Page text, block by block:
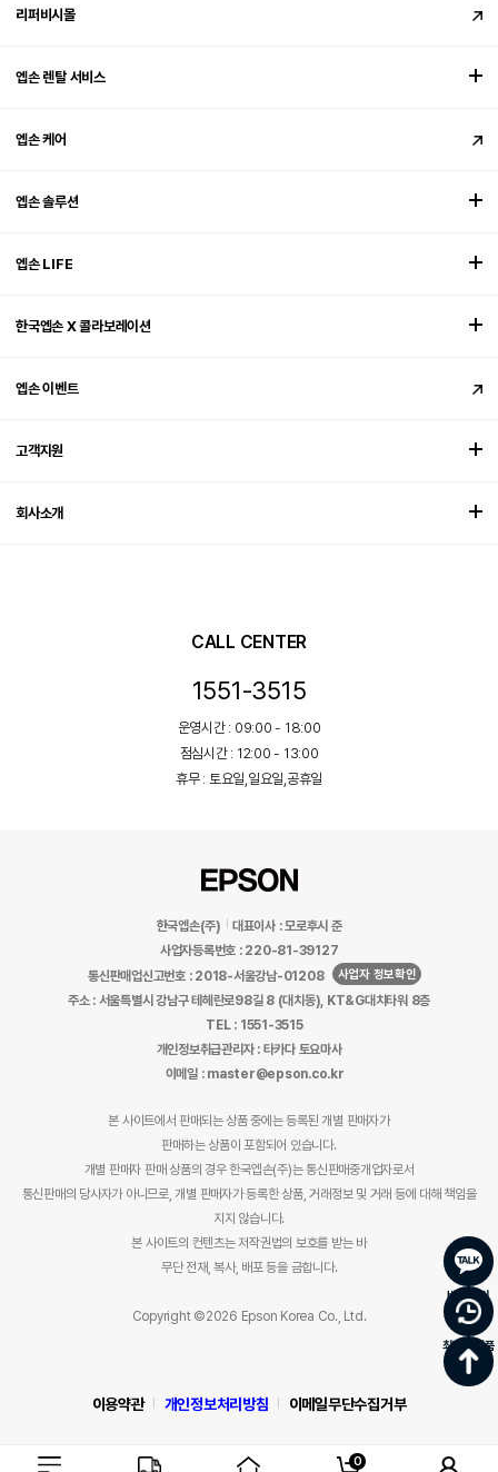
0
리퍼비시몰
엡손 렌탈 서비스
엡손 케어
엡손 솔루션
엡손 LIFE
한국엡손 X 콜라보레이션
엡손 이벤트
고객지원
회사소개
CALL CENTER
1551-3515
운영시간 : 09:00 - 18:00
점심시간 : 12:00 - 13:00
휴무 : 토요일,일요일,공휴일
한국엡손(주)
대표이사 : 모로후시 준
사업자등록번호 : 220-81-39127
통신판매업신고번호 : 2018-서울강남-01208
사업자 정보확인
주소 : 서울특별시 강남구 테헤란로98길 8 (대치동), KT&G대치타워 8층
TEL : 1551-3515
개인정보취급관리자 : 타카다 토요마사
이메일 : master@epson.co.kr
본 사이트에서 판매되는 상품 중에는 등록된 개별 판매자가
판매하는 상품이 포함되어 있습니다.
개별 판매자 판매 상품의 경우 한국엡손(주)는 통신판매중개업자로서
통신판매의 당사자가 아니므로, 개별 판매자가 등록한 상품, 거래정보 및 거래 등에 대해 책임을
지지 않습니다.
본 사이트의 컨텐츠는 저작권법의 보호를 받는 바
무단 전재, 복사, 배포 등을 금합니다.
Copyright ©2026 Epson Korea Co., Ltd.
이용약관 개인정보처리방침 이메일무단수집거부
바로문의
최근 본 상품